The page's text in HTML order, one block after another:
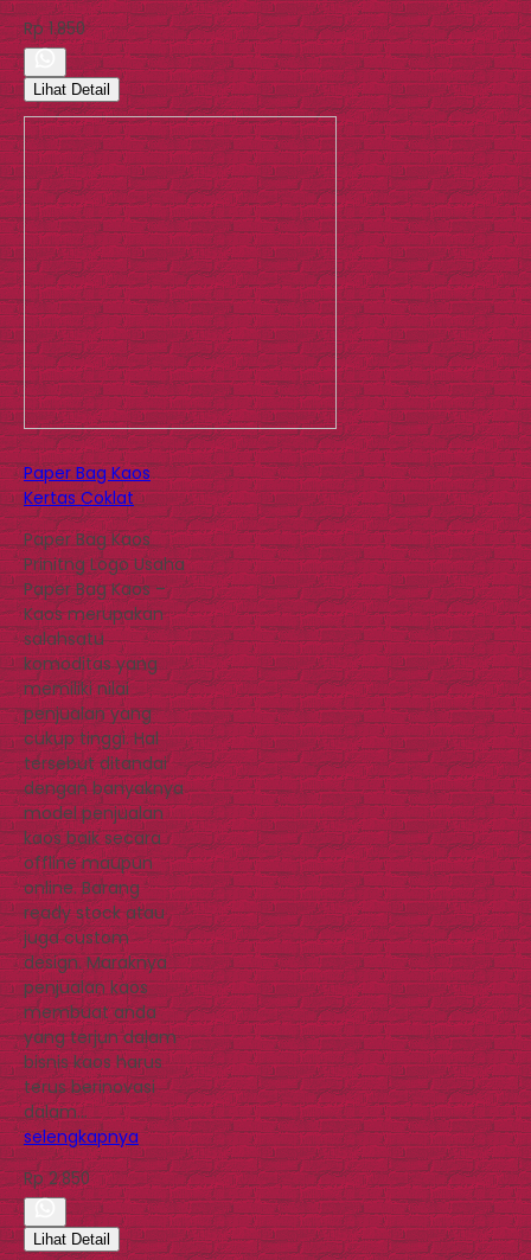
Rp 1.850
Lihat Detail
Paper Bag Kaos
Kertas Coklat
Paper Bag Kaos
Prinitng Logo Usaha
Paper Bag Kaos –
Kaos merupakan
salahsatu
komoditas yang
memiliki nilai
penjualan yang
cukup tinggi. Hal
tersebut ditandai
dengan banyaknya
model penjualan
kaos baik secara
offline maupun
online. Barang
ready stock atau
juga custom
design. Maraknya
penjualan kaos
membuat anda
yang terjun dalam
bisnis kaos harus
terus berinovasi
dalam…
selengkapnya
Rp 2.850
Lihat Detail